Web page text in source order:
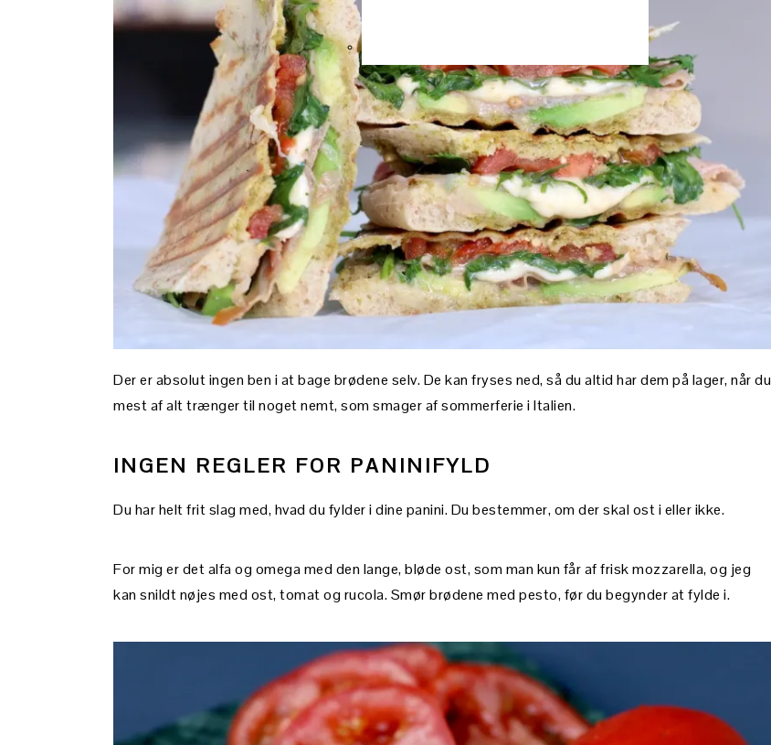
Der er absolut ingen ben i at bage brødene selv. De kan fryses ned, så du altid har dem på lager, når du
mest af alt trænger til noget nemt, som smager af sommerferie i Italien.
INGEN REGLER FOR PANINIFYLD
Du har helt frit slag med, hvad du fylder i dine panini. Du bestemmer, om der skal ost i eller ikke.
For mig er det alfa og omega med den lange, bløde ost, som man kun får af frisk mozzarella, og jeg
kan snildt nøjes med ost, tomat og rucola. Smør brødene med pesto, før du begynder at fylde i.